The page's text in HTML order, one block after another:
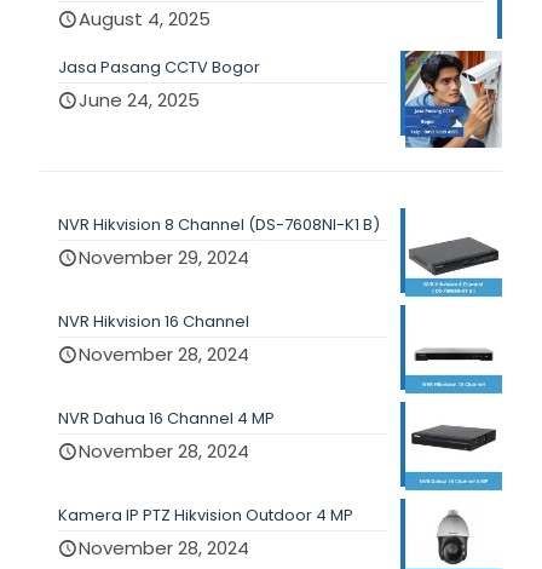
August 4, 2025
Jasa Pasang CCTV Bogor
June 24, 2025
NVR Hikvision 8 Channel (DS-7608NI-K1 B)
November 29, 2024
NVR Hikvision 16 Channel
November 28, 2024
NVR Dahua 16 Channel 4 MP
November 28, 2024
Kamera IP PTZ Hikvision Outdoor 4 MP
November 28, 2024